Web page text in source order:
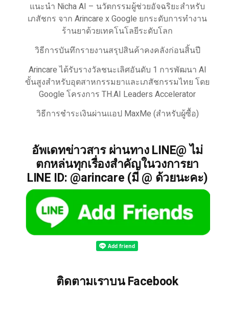
แนะนำ Nicha AI – นวัตกรรมผู้ช่วยอัจฉริยะสำหรับ
เภสัชกร จาก Arincare x Google ยกระดับการทำงาน
ร้านยาด้วยเทคโนโลยีระดับโลก
วิธีการบันทึกรายงานสรุปสินค้าคงคลังก่อนสิ้นปี
Arincare ได้รับรางวัลชนะเลิศอันดับ 1 การพัฒนา AI
ขั้นสูงสำหรับอุตสาหกรรมยาและเภสัชกรรมไทย โดย
Google โครงการ TH.AI Leaders Accelerator
วิธีการชำระเงินผ่านแอป MaxMe (สำหรับผู้ซื้อ)
อัพเดทข่าวสาร ผ่านทาง LINE@ ไม่
ตกหล่นทุกเรื่องสำคัญในวงการยา
LINE ID: @arincare (มี @ ด้วยนะคะ)
ติดตามเราบน Facebook